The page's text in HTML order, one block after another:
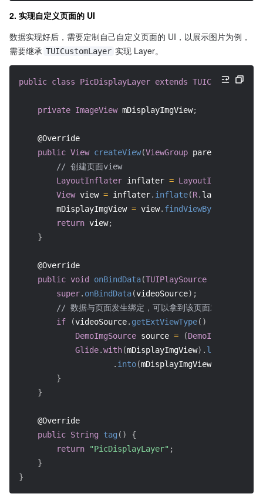
2. 实现自定义页面的 UI
数据实现好后，需要定制自己自定义页面的 UI，以展示图片为例，
需要继承 TUICustomLayer 实现 Layer。
public class PicDisplayLayer extends TUICustomLayer
private ImageView mDisplayImgView;
@Override
public View createView(ViewGroup parent
// 创建页面view
LayoutInflater inflater = LayoutInflater
View view = inflater. inflate(R. layout
        mDisplayImgView
= view. findViewById
return view;
}
@Override
public void onBindData(TUIPlaySource
super. onBindData(videoSource) ;
// 数据与页面发生绑定，可以拿到该页面对应的数据源
if
(videoSource. getExtViewType( )
DemoImgSource source = (DemoImgSource
Glide.with(mDisplayImgView) . load
. into(mDisplayImgView
}
}
@Override
public String tag ( )
{
return
"PicDisplayLayer" ;
}
}